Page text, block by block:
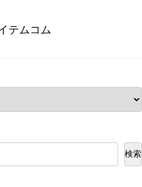
テムコム
検索